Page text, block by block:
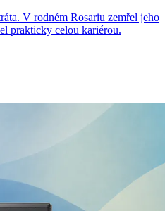
V rodném Rosariu zemřel jeho
prakticky celou kariérou.